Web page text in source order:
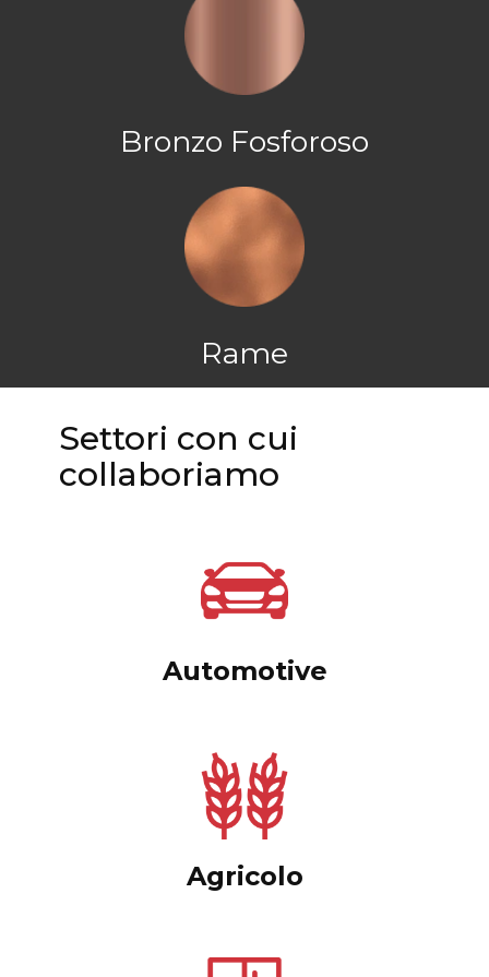
Bronzo Fosforoso
Rame
Settori con cui
collaboriamo
Automotive
Agricolo